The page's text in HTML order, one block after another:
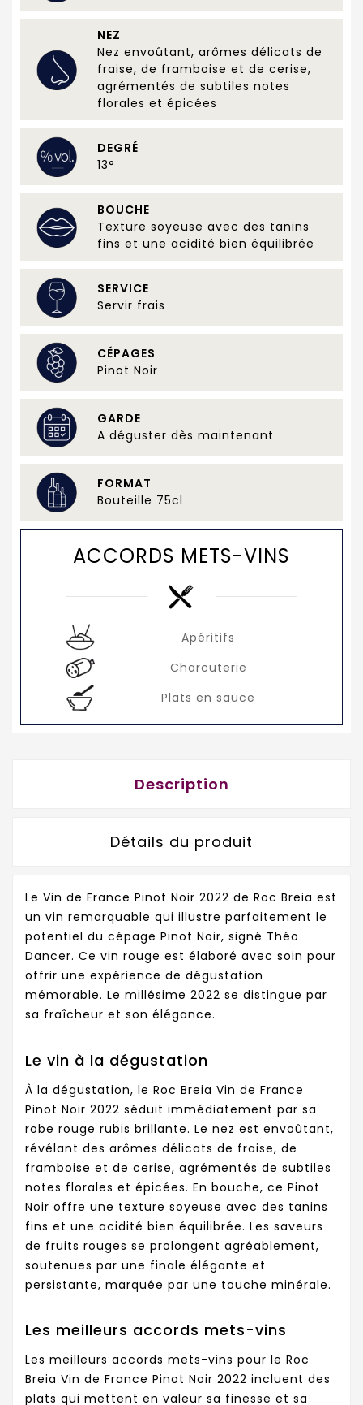
NEZ
Nez envoûtant, arômes délicats de
fraise, de framboise et de cerise,
agrémentés de subtiles notes
florales et épicées
DEGRÉ
13°
BOUCHE
Texture soyeuse avec des tanins
fins et une acidité bien équilibrée
SERVICE
Servir frais
CÉPAGES
Pinot Noir
GARDE
A déguster dès maintenant
FORMAT
Bouteille 75cl
ACCORDS METS-VINS
Apéritifs
Charcuterie
Plats en sauce
Description
Détails du produit
Le Vin de France Pinot Noir 2022 de Roc Breia est
un vin remarquable qui illustre parfaitement le
potentiel du cépage Pinot Noir, signé Théo
Dancer. Ce vin rouge est élaboré avec soin pour
offrir une expérience de dégustation
mémorable. Le millésime 2022 se distingue par
sa fraîcheur et son élégance.
Le vin à la dégustation
À la dégustation, le Roc Breia Vin de France
Pinot Noir 2022 séduit immédiatement par sa
robe rouge rubis brillante. Le nez est envoûtant,
révélant des arômes délicats de fraise, de
framboise et de cerise, agrémentés de subtiles
notes florales et épicées. En bouche, ce Pinot
Noir offre une texture soyeuse avec des tanins
fins et une acidité bien équilibrée. Les saveurs
de fruits rouges se prolongent agréablement,
soutenues par une finale élégante et
persistante, marquée par une touche minérale.
Les meilleurs accords mets-vins
Les meilleurs accords mets-vins pour le Roc
Breia Vin de France Pinot Noir 2022 incluent des
plats qui mettent en valeur sa finesse et sa